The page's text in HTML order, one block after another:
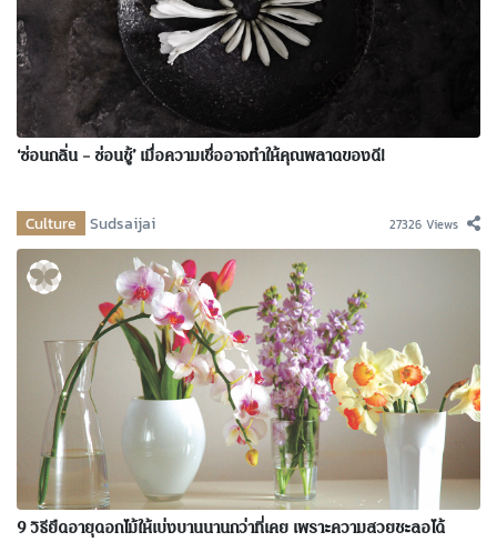
‘ซ่อนกลิ่น – ซ่อนชู้’ เมื่อความเชื่ออาจทำให้คุณพลาดของดี!
Culture Sudsaijai 27326 Views
9 วิธียืดอายุดอกไม้ให้เบ่งบานนานกว่าที่เคย เพราะความสวยชะลอได้